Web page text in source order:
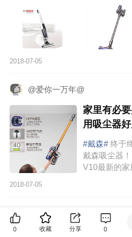
2018-07-05
@爱你一万年@
家里有必
用吸尘器
#戴森# 终于
戴森吸尘器
V10最新的家
我要好好挣
2018-07-05
柠檬々恋爱记
家用吸尘
0 收藏 分享 0